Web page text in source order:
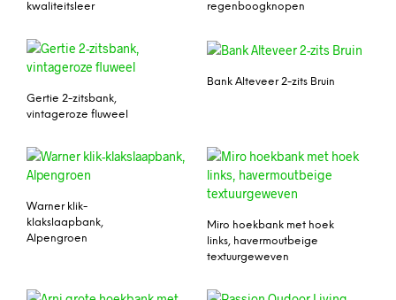
kwaliteitsleer
regenboogknopen
Gertie 2-zitsbank,
vintageroze fluweel
Bank Alteveer 2-zits Bruin
Warner klik-
klakslaapbank,
Alpengroen
Miro hoekbank met hoek
links, havermoutbeige
textuurgeweven